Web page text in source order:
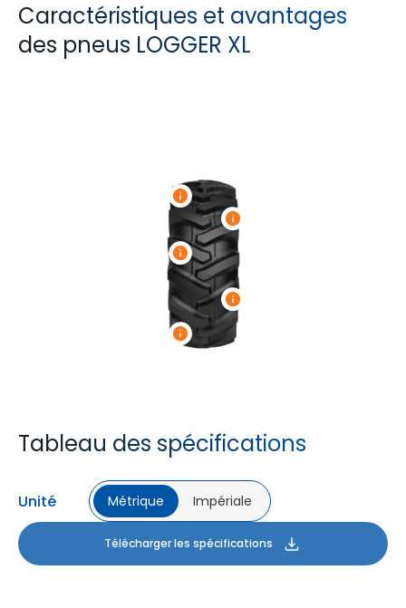
Caractéristiques et avantages
des pneus LOGGER XL
Tableau des spécifications
Unité Métrique Impériale
Télécharger les spécifications